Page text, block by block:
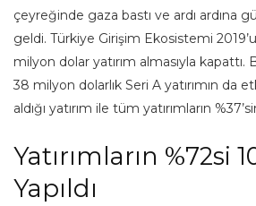
çeyreğinde gaza bastı ve ardı ardına
geldi. Türkiye Girişim Ekosistemi
milyon dolar yatırım almasıyla kapattı.
38 milyon dolarlık Seri A yatırımın da
aldığı yatırım ile tüm yatırımların
Yatırımların %72si
Yapıldı